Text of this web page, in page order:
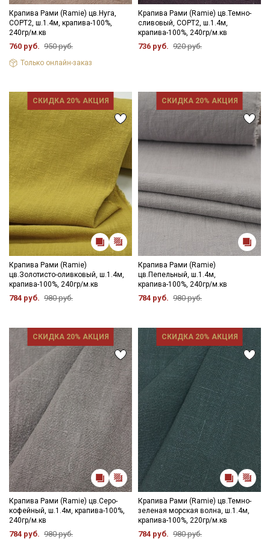
Крапива Рами (Ramie) цв.Нуга,
СОРТ2, ш.1.4м, крапива-100%,
240гр/м.кв
760 руб. 950 руб.
Только онлайн-заказ
Крапива Рами (Ramie) цв.Темно-
сливовый, СОРТ2, ш.1.4м,
крапива-100%, 240гр/м.кв
736 руб. 920 руб.
СКИДКА 20% АКЦИЯ
Крапива Рами (Ramie)
цв.Золотисто-оливковый, ш.1.4м,
крапива-100%, 240гр/м.кв
784 руб. 980 руб.
СКИДКА 20% АКЦИЯ
Крапива Рами (Ramie)
цв.Пепельный, ш.1.4м,
крапива-100%, 240гр/м.кв
784 руб. 980 руб.
СКИДКА 20% АКЦИЯ
Крапива Рами (Ramie) цв.Серо-
кофейный, ш.1.4м, крапива-100%,
240гр/м.кв
784 руб. 980 руб.
СКИДКА 20% АКЦИЯ
Крапива Рами (Ramie) цв.Темно-
зеленая морская волна, ш.1.4м,
крапива-100%, 220гр/м.кв
784 руб. 980 руб.
Секретная рассылка от Купава
Мы публикуем здесь дополнительные
промокоды и скидки до 30% на узкие
категории тканей
Электронная почта
Подписаться
Ознакомлен(а) с
Политикой обработки персональных
данныхи даю
Согласие на обработку персональных